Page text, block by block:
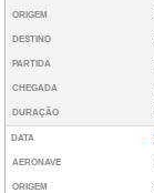
ORIGEM
DESTINO
PARTIDA
CHEGADA
DURAÇÃO
DATA
AERONAVE
ORIGEM